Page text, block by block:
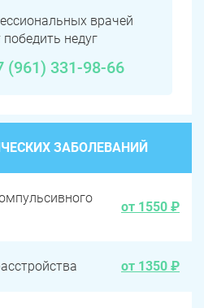
врачей
недуг
(961) 331-98-66
ЗАБОЛЕВАНИЙ
от 1550 ₽
от 1350 ₽